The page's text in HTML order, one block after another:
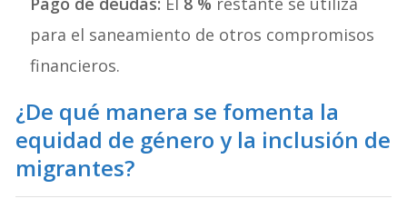
para el saneamiento de otros compromisos
financieros.
¿De qué manera se fomenta la
equidad de género y la inclusión de
migrantes?